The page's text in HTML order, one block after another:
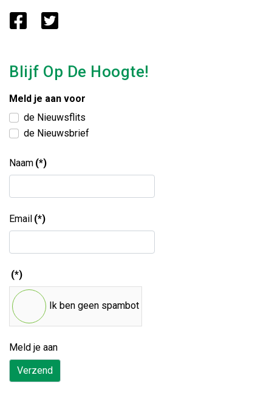
Blijf Op De Hoogte!
Meld je aan voor
de Nieuwsflits
de Nieuwsbrief
Naam (*)
Email (*)
(*)
Ik ben geen spambot
Meld je aan
Verzend